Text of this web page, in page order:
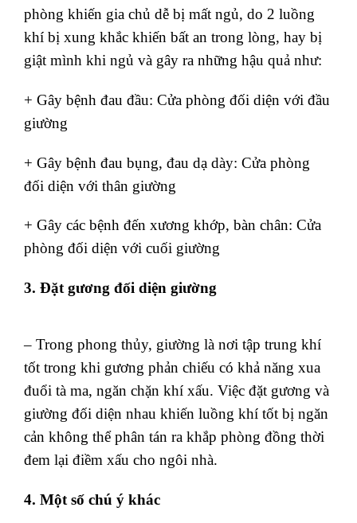
phòng khiến gia chủ dễ bị mất ngủ, do 2 luồng
khí bị xung khắc khiến bất an trong lòng, hay bị
giật mình khi ngủ và gây ra những hậu quả như:
+ Gây bệnh đau đầu: Cửa phòng đối diện với đầu
giường
+ Gây bệnh đau bụng, đau dạ dày: Cửa phòng
đối diện với thân giường
+ Gây các bệnh đến xương khớp, bàn chân: Cửa
phòng đối diện với cuối giường
3. Đặt gương đối diện giường
– Trong phong thủy, giường là nơi tập trung khí
tốt trong khi gương phản chiếu có khả năng xua
đuổi tà ma, ngăn chặn khí xấu. Việc đặt gương và
giường đối diện nhau khiến luồng khí tốt bị ngăn
cản không thể phân tán ra khắp phòng đồng thời
đem lại điềm xấu cho ngôi nhà.
4. Một số chú ý khác